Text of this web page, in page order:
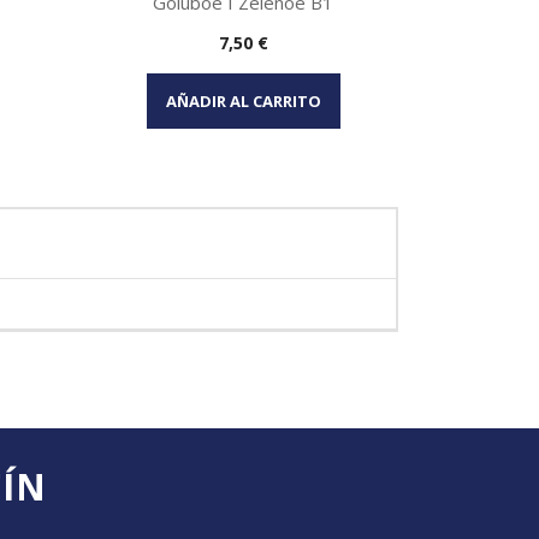
Vista rápida
Precio
7,50 €
AÑADIR AL CARRITO